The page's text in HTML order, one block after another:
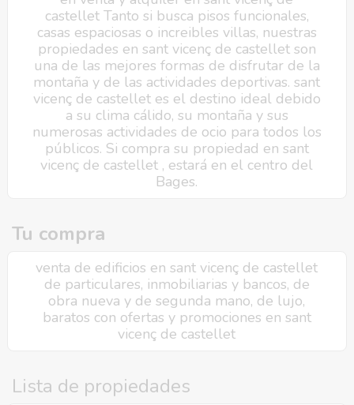
castellet Tanto si busca pisos funcionales,
casas espaciosas o increibles villas, nuestras
propiedades en sant vicenç de castellet son
una de las mejores formas de disfrutar de la
montaña y de las actividades deportivas. sant
vicenç de castellet es el destino ideal debido
a su clima cálido, su montaña y sus
numerosas actividades de ocio para todos los
públicos. Si compra su propiedad en sant
vicenç de castellet , estará en el centro del
Bages.
Tu compra
venta de edificios en sant vicenç de castellet
de particulares, inmobiliarias y bancos, de
obra nueva y de segunda mano, de lujo,
baratos con ofertas y promociones en sant
vicenç de castellet
Lista de propiedades